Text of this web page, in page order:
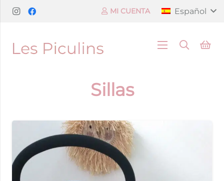
MI CUENTA Español
Sillas